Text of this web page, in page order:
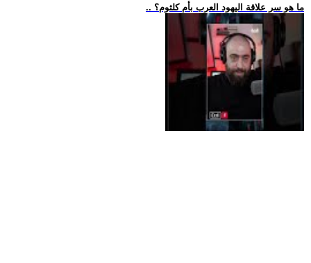
.. ما هو سر علاقة اليهود العرب بأم كلثوم؟